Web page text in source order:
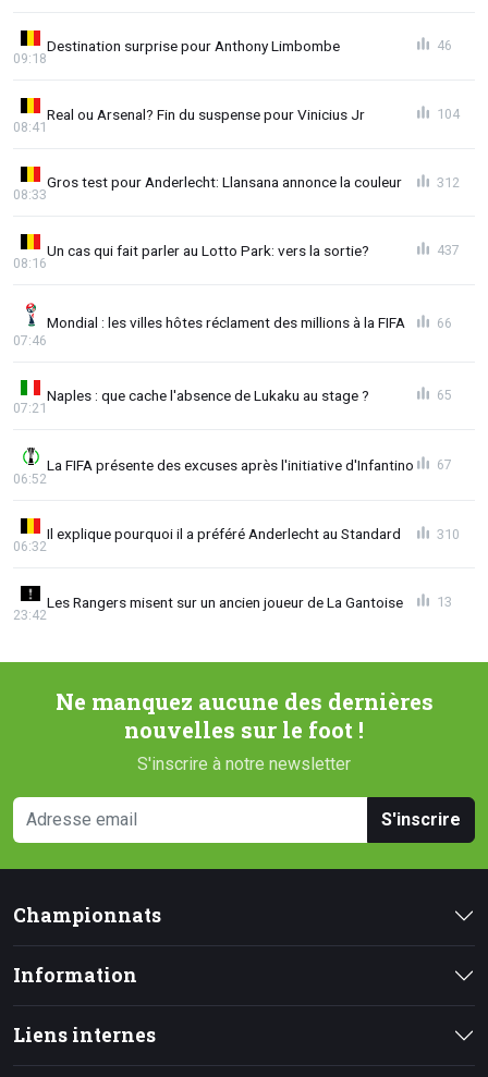
Destination surprise pour Anthony Limbombe
09:18
46
Real ou Arsenal? Fin du suspense pour Vinicius Jr
08:41
104
Gros test pour Anderlecht: Llansana annonce la couleur
08:33
312
Un cas qui fait parler au Lotto Park: vers la sortie?
08:16
437
Mondial : les villes hôtes réclament des millions à la FIFA
07:46
66
Naples : que cache l'absence de Lukaku au stage ?
07:21
65
La FIFA présente des excuses après l'initiative d'Infantino
06:52
67
Il explique pourquoi il a préféré Anderlecht au Standard
06:32
310
Les Rangers misent sur un ancien joueur de La Gantoise
23:42
13
Ne manquez aucune des dernières
nouvelles sur le foot !
S'inscrire à notre newsletter
S'inscrire
Championnats
Information
Liens internes